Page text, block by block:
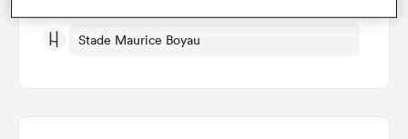
Stade Maurice Boyau